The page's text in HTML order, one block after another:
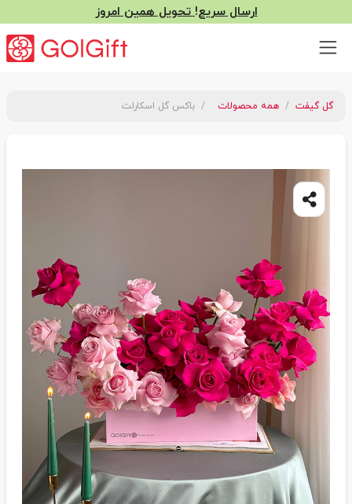
ارسال سریع! تحویل همین امروز
گل گیفت همه محصولات باکس گل اسکارلت